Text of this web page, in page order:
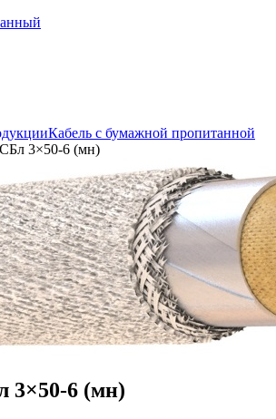
Кабель с бумажной пропитанной
3×50-6 (мн)
3×50-6 (мн)